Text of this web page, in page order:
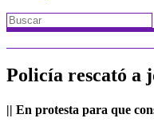
Policía rescató a
|| En protesta para que